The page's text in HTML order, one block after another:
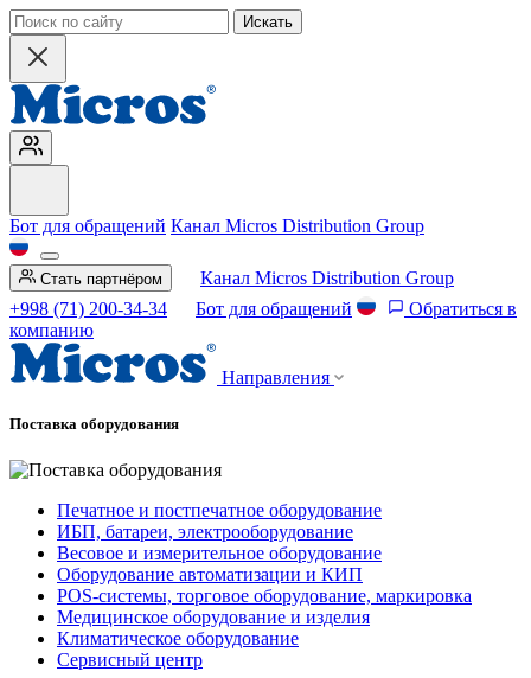
Искать
Бот для обращений Канал Micros Distribution Group
Стать партнёром
Канал Micros Distribution Group
+998 (71) 200-34-34
Бот для обращений
Обратиться в
компанию
Направления
Поставка оборудования
Печатное и постпечатное оборудование
ИБП, батареи, электрооборудование
Весовое и измерительное оборудование
Оборудование автоматизации и КИП
POS-системы, торговое оборудование, маркировка
Медицинское оборудование и изделия
Климатическое оборудование
Сервисный центр